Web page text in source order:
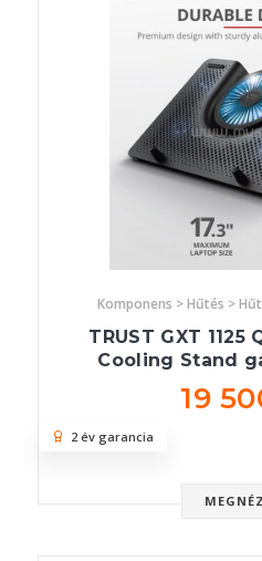
Komponens > Hűtés >
TRUST GXT
Cooling Stand
19
2 év garancia